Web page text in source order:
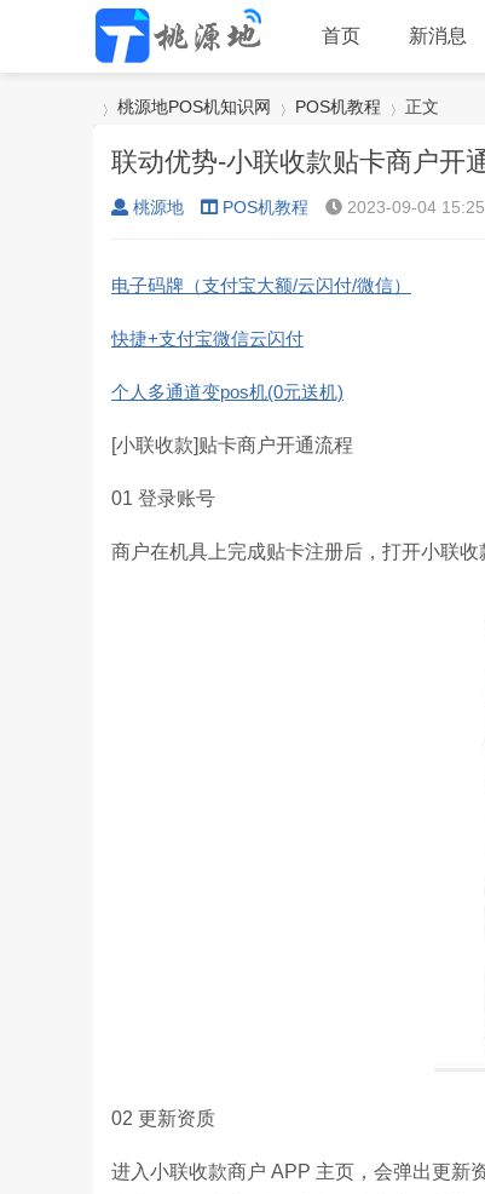
首页 新消息
桃源地POS机知识网
›
POS机教程
›
正文
联动优势-小联收款贴卡商户开
桃源地 POS机教程 2023-09-04
电子码牌（支付宝大额/云闪付/微信）
快捷+支付宝微信云闪付
个人多通道变pos机(0元送机)
[小联收款]贴卡商户开通流程
01 登录账号
商户在机具上完成贴卡注册后，打开小联
02 更新资质
进入小联收款商户 APP 主页，会弹出更新